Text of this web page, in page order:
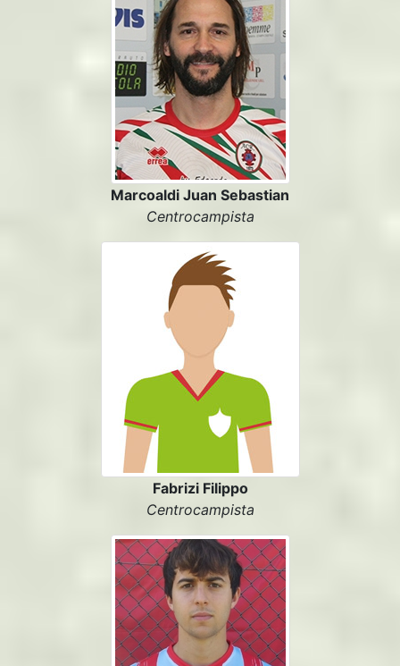
Marcoaldi Juan Sebastian
Centrocampista
Fabrizi Filippo
Centrocampista